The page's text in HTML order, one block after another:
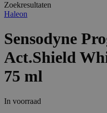
Zoekresultaten
Haleon
Sensodyne
Act.Shield
75 ml
In voorraad